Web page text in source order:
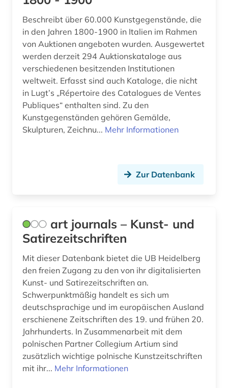
Beschreibt über 60.000 Kunstgegenstände, die
in den Jahren 1800-1900 in Italien im Rahmen
von Auktionen angeboten wurden. Ausgewertet
werden derzeit 294 Auktionskataloge aus
verschiedenen besitzenden Institutionen
weltweit. Erfasst sind auch Kataloge, die nicht
in Lugt’s „Répertoire des Catalogues de Ventes
Publiques“ enthalten sind. Zu den
Kunstgegenständen gehören Gemälde,
Skulpturen, Zeichnu... Mehr Informationen
Zur Datenbank
art journals – Kunst- und
Satirezeitschriften
Mit dieser Datenbank bietet die UB Heidelberg
den freien Zugang zu den von ihr digitalisierten
Kunst- und Satirezeitschriften an.
Schwerpunktmäßig handelt es sich um
deutschsprachige und im europäischen Ausland
erschienene Zeitschriften des 19. und frühen 20.
Jahrhunderts. In Zusammenarbeit mit dem
polnischen Partner Collegium Artium sind
zusätzlich wichtige polnische Kunstzeitschriften
mit ihr... Mehr Informationen